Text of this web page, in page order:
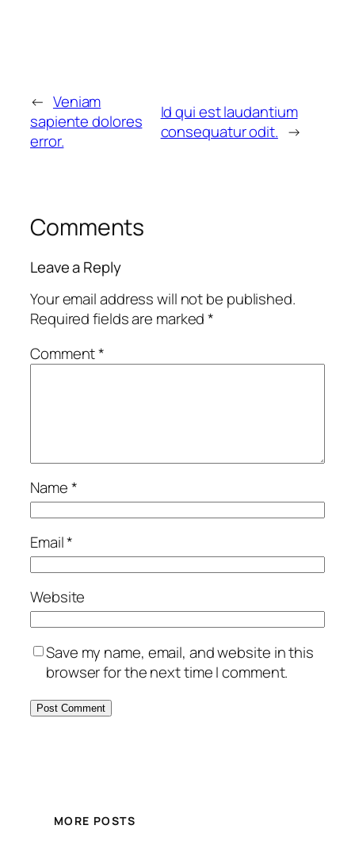
← Veniam
sapiente dolores
error.
Id qui est laudantium
consequatur odit. →
Comments
Leave a Reply
Your email address will not be published.
Required fields are marked*
Comment*
Name*
Email*
Website
Save my name, email, and website in this
browser for the next time I comment.
MORE POSTS